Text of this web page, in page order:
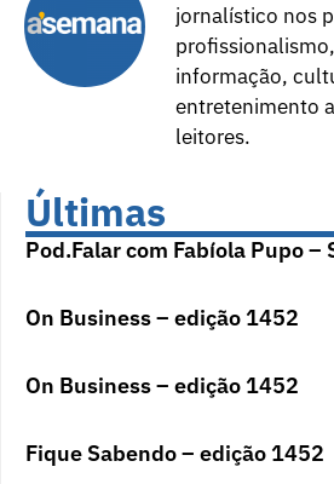
jornalístico nos
informação,
entretenimento
leitores.
Últimas
Pod.Falar com Fabíola Pupo –
On Business – edição 1452
On Business – edição 1452
Fique Sabendo – edição 1452